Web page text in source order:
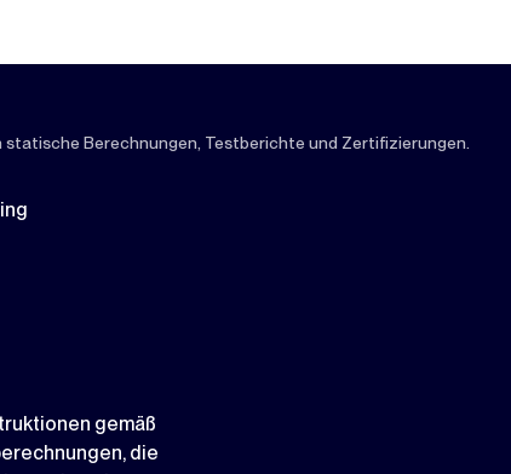
Berechnungen, Testberichte und Zertifizierungen.
gemäß
die